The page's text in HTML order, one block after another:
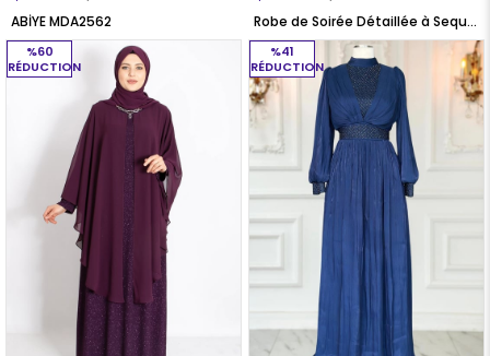
ABİYE MDA2562
Robe de Soirée Détaillée à Sequins Noir MDA2218
%60
RÉDUCTION
%41
RÉDUCTION